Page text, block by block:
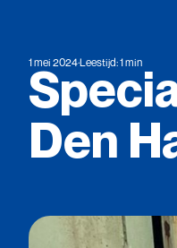
1 mei 2024·Leestijd: 1 min
Den